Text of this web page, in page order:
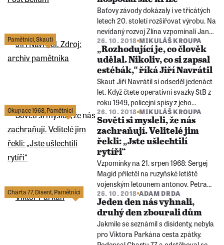
Baťovy závody dokázaly i ve třicátých
letech 20. století rozšiřovat výrobu. Na
nevídaný rozvoj Zlína vzpomínali Jan
Čipera, syn Baťova finančního ředitele,
a Zdenka Slezáková. Vizionář Tomáš
Baťa zemřel před 90 lety.
Pamětníci,Skauti 26. 10. 2018 MIKULÁŠ KROUPA
„Rozhodující je, co člověk
udělal. Nikoliv, co si zapsal
estébák,“ říká Jiří Navrátil
Skaut Jiří Navrátil si odseděl jedenáct
let. Když čtete operativní svazky StB z
roku 1949, policejní spisy z jeho
jedenáctiletého věznění, neubráníte se
slzám.
Okupace 1968,Pamětníci 26. 10. 2018 MIKULÁŠ KROUPA
Sověti si mysleli, že nás
zachraňují. Velitelé jim
řekli: „Jste ušlechtilí
rytíři“
Vzpomínky na 21. srpen 1968: Sergej
Magid přiletěl na ruzyňské letiště
vojenským letounem antonov. Petra
Erbanová nedošla ráno do práce, v
Liberci ji postřelil sovětský voják.
Charta 77,Disent,Pamětníci 26. 10. 2018 ADAM DRDA
Jeden den nás vyhnali,
druhý den zbourali dům
Jakmile se seznámil s disidenty, nebyla
pro Viktora Parkána cesta zpátky.